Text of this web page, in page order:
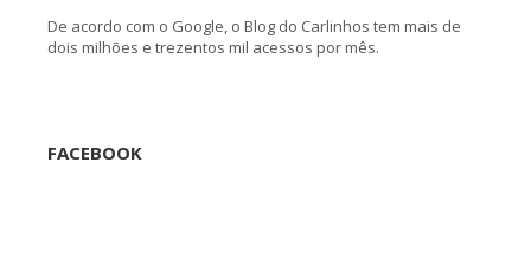
De acordo com o Google, o Blog do Carlinhos tem mais de
dois milhões e trezentos mil acessos por mês.
FACEBOOK